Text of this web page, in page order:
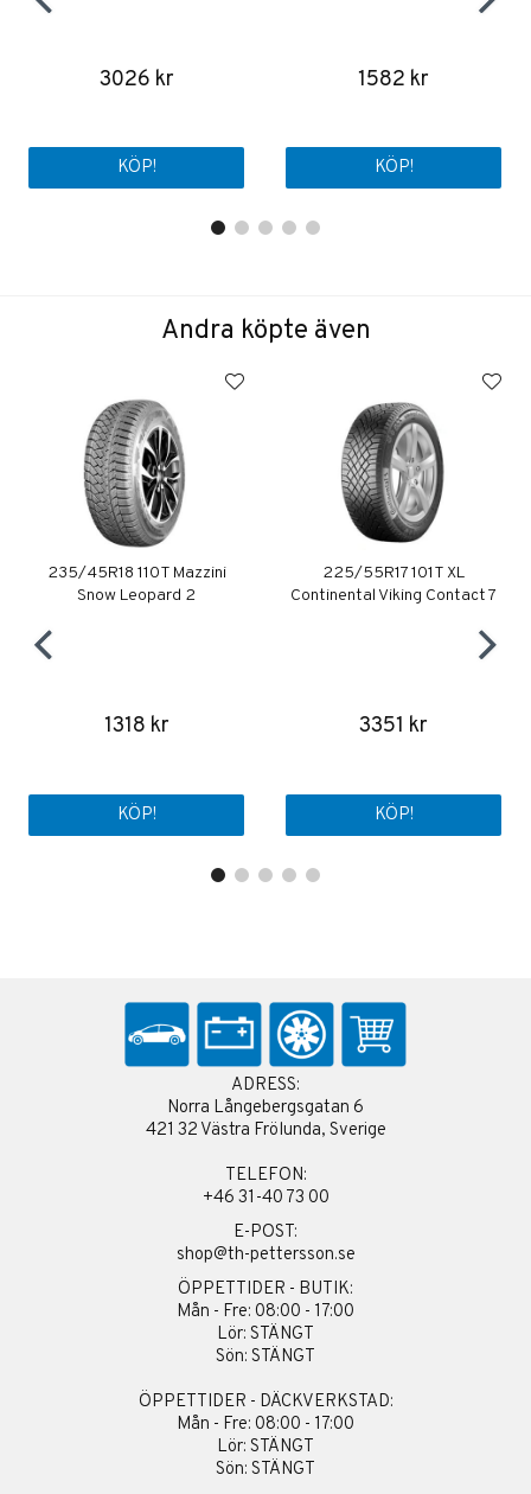
3026 kr
KÖP!
1582 kr
KÖP!
Andra köpte även
235/45R18 110T Mazzini
Snow Leopard 2
1318 kr
KÖP!
225/55R17 101T XL
Continental Viking Contact 7
3351 kr
KÖP!
ADRESS:
Norra Långebergsgatan 6
421 32 Västra Frölunda, Sverige
TELEFON:
+46 31-40 73 00
E-POST:
shop@th-pettersson.se
ÖPPETTIDER - BUTIK:
Mån - Fre: 08:00 - 17:00
Lör: STÄNGT
Sön: STÄNGT
ÖPPETTIDER - DÄCKVERKSTAD:
Mån - Fre: 08:00 - 17:00
Lör: STÄNGT
Sön: STÄNGT